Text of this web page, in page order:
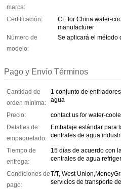
marca:
Certificación:
CE for China water-
manufacturer
Número de
modelo:
Se aplicará el método
Pago y Envío Términos
Cantidad de
orden mínima:
1 conjunto de
agua
Precio:
contact us for water-
Detalles de
empaquetado:
Embalaje estándar para
centrales de agua
Tiempo de
entrega:
15 días de acuerdo con
centrales de agua
Condiciones de
pago:
T/T, West
servicios de transporte